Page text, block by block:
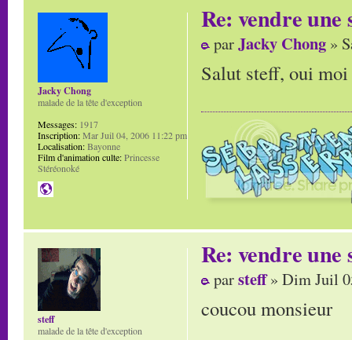
Re: vendre une
parJacky Chong »
Salut steff, oui
Jacky Chong
malade de la tête d'exception
Messages: 1917
Inscription:Mar Juil 04, 2006 11:22 pm
Localisation:Bayonne
Film d'animation culte:Princesse
Stéréonoké
Re: vendre une
parsteff» Dim Juil
coucou monsieur
steff
malade de la tête d'exception